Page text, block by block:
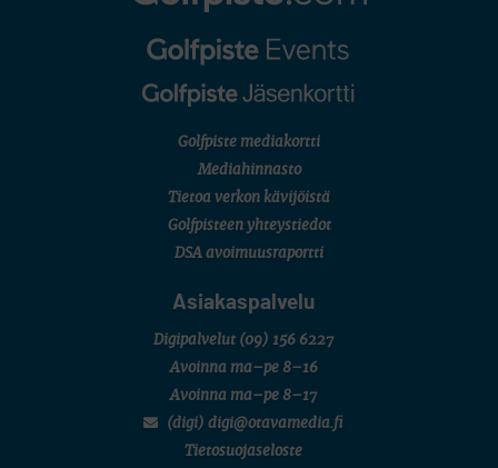
Golfpiste mediakortti
Mediahinnasto
Tietoa verkon kävijöistä
Golfpisteen yhteystiedot
DSA avoimuusraportti
Asiakaspalvelu
Digipalvelut (09) 156 6227
Avoinna ma–pe 8–16
Avoinna ma–pe 8–17
(digi) digi@otavamedia.fi
Tietosuojaseloste